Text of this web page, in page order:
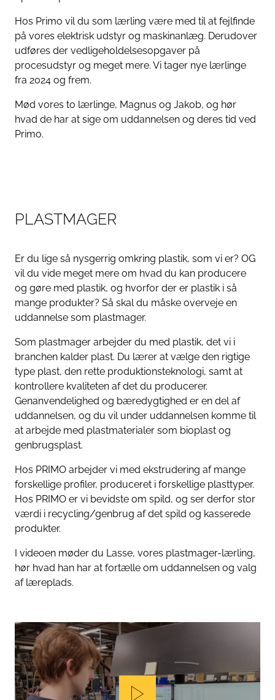
Hos Primo vil du som lærling være med til at fejlfinde
på vores elektrisk udstyr og maskinanlæg. Derudover
udføres der vedligeholdelsesopgaver på
procesudstyr og meget mere. Vi tager nye lærlinge
fra 2024 og frem.
Mød vores to lærlinge, Magnus og Jakob, og hør
hvad de har at sige om uddannelsen og deres tid ved
Primo.
PLASTMAGER
Er du lige så nysgerrig omkring plastik, som vi er? OG
vil du vide meget mere om hvad du kan producere
og gøre med plastik, og hvorfor der er plastik i så
mange produkter? Så skal du måske overveje en
uddannelse som plastmager.
Som plastmager arbejder du med plastik, det vi i
branchen kalder plast. Du lærer at vælge den rigtige
type plast, den rette produktionsteknologi, samt at
kontrollere kvaliteten af det du producerer.
Genanvendelighed og bæredygtighed er en del af
uddannelsen, og du vil under uddannelsen komme til
at arbejde med plastmaterialer som bioplast og
genbrugsplast.
Hos PRIMO arbejder vi med ekstrudering af mange
forskellige profiler, produceret i forskellige plasttyper.
Hos PRIMO er vi bevidste om spild, og ser derfor stor
værdi i recycling/genbrug af det spild og kasserede
produkter.
I videoen møder du Lasse, vores plastmager-lærling,
hør hvad han har at fortælle om uddannelsen og valg
af læreplads.